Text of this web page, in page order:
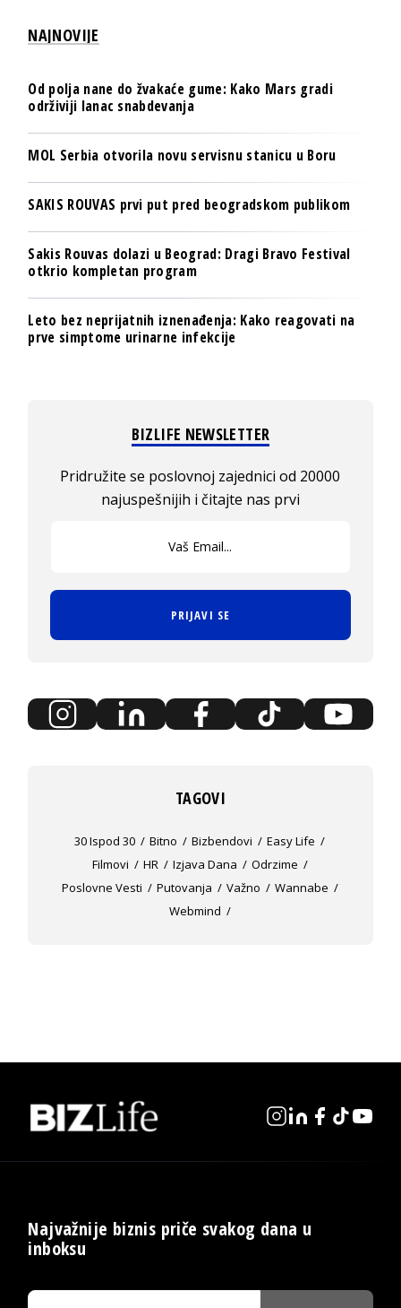
NAJNOVIJE
Od polja nane do žvakaće gume: Kako Mars gradi
održiviji lanac snabdevanja
MOL Serbia otvorila novu servisnu stanicu u Boru
SAKIS ROUVAS prvi put pred beogradskom publikom
Sakis Rouvas dolazi u Beograd: Dragi Bravo Festival
otkrio kompletan program
Leto bez neprijatnih iznenađenja: Kako reagovati na
prve simptome urinarne infekcije
BIZLIFE NEWSLETTER
Pridružite se poslovnoj zajednici od 20000
najuspešnijih i čitajte nas prvi
PRIJAVI SE
TAGOVI
30 Ispod 30 Bitno Bizbendovi
Easy Life
Filmovi
HR Izjava Dana
Odrzime
Poslovne Vesti
Putovanja Važno
Wannabe
Webmind
Najvažnije biznis priče svakog dana u
inboksu